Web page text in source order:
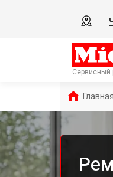
Сервисный
Главная